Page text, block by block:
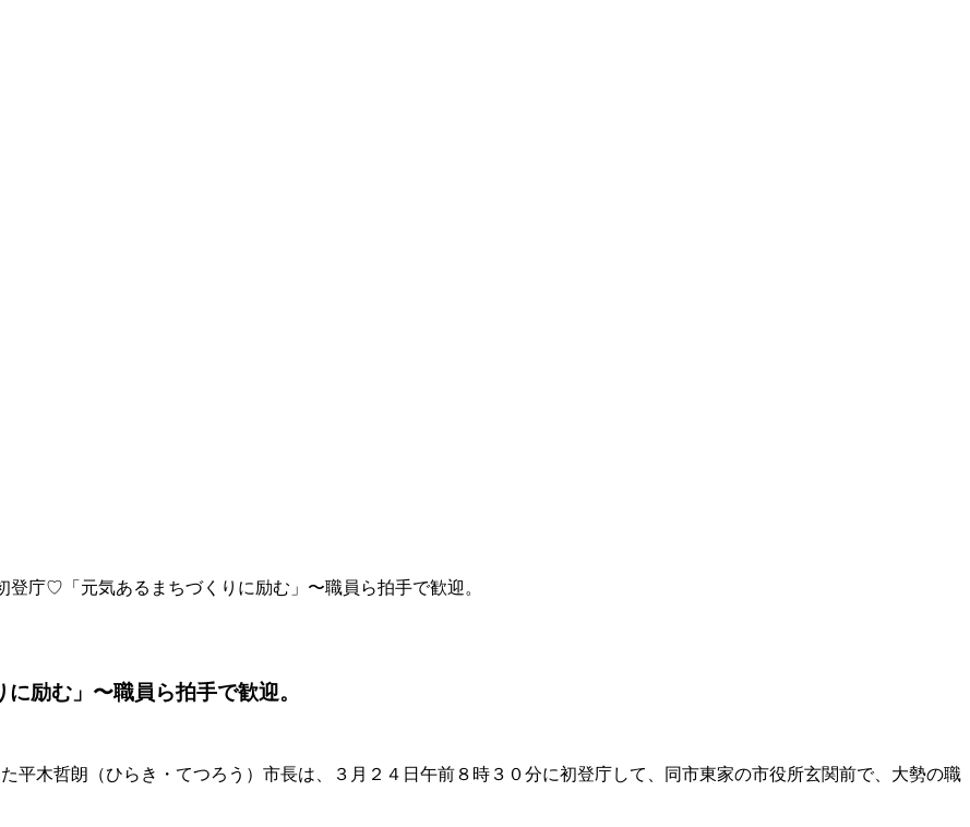
登庁♡「元気あるまちづくりに励む」〜職員ら拍手で歓迎。
励む」〜職員ら拍手で歓迎。
平木哲朗（ひらき・てつろう）市長は、３月２４日午前８時３０分に初登庁して、同市東家の市役所玄関前で、大勢の職